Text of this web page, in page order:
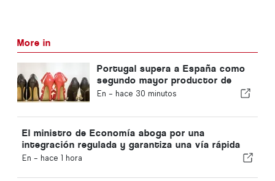
More in
Portugal supera a España como
segundo mayor productor de
calzado de Europa
En - hace 30 minutos
El ministro de Economía aboga por una
integración regulada y garantiza una vía rápida
para los inmigrantes
En - hace 1 hora